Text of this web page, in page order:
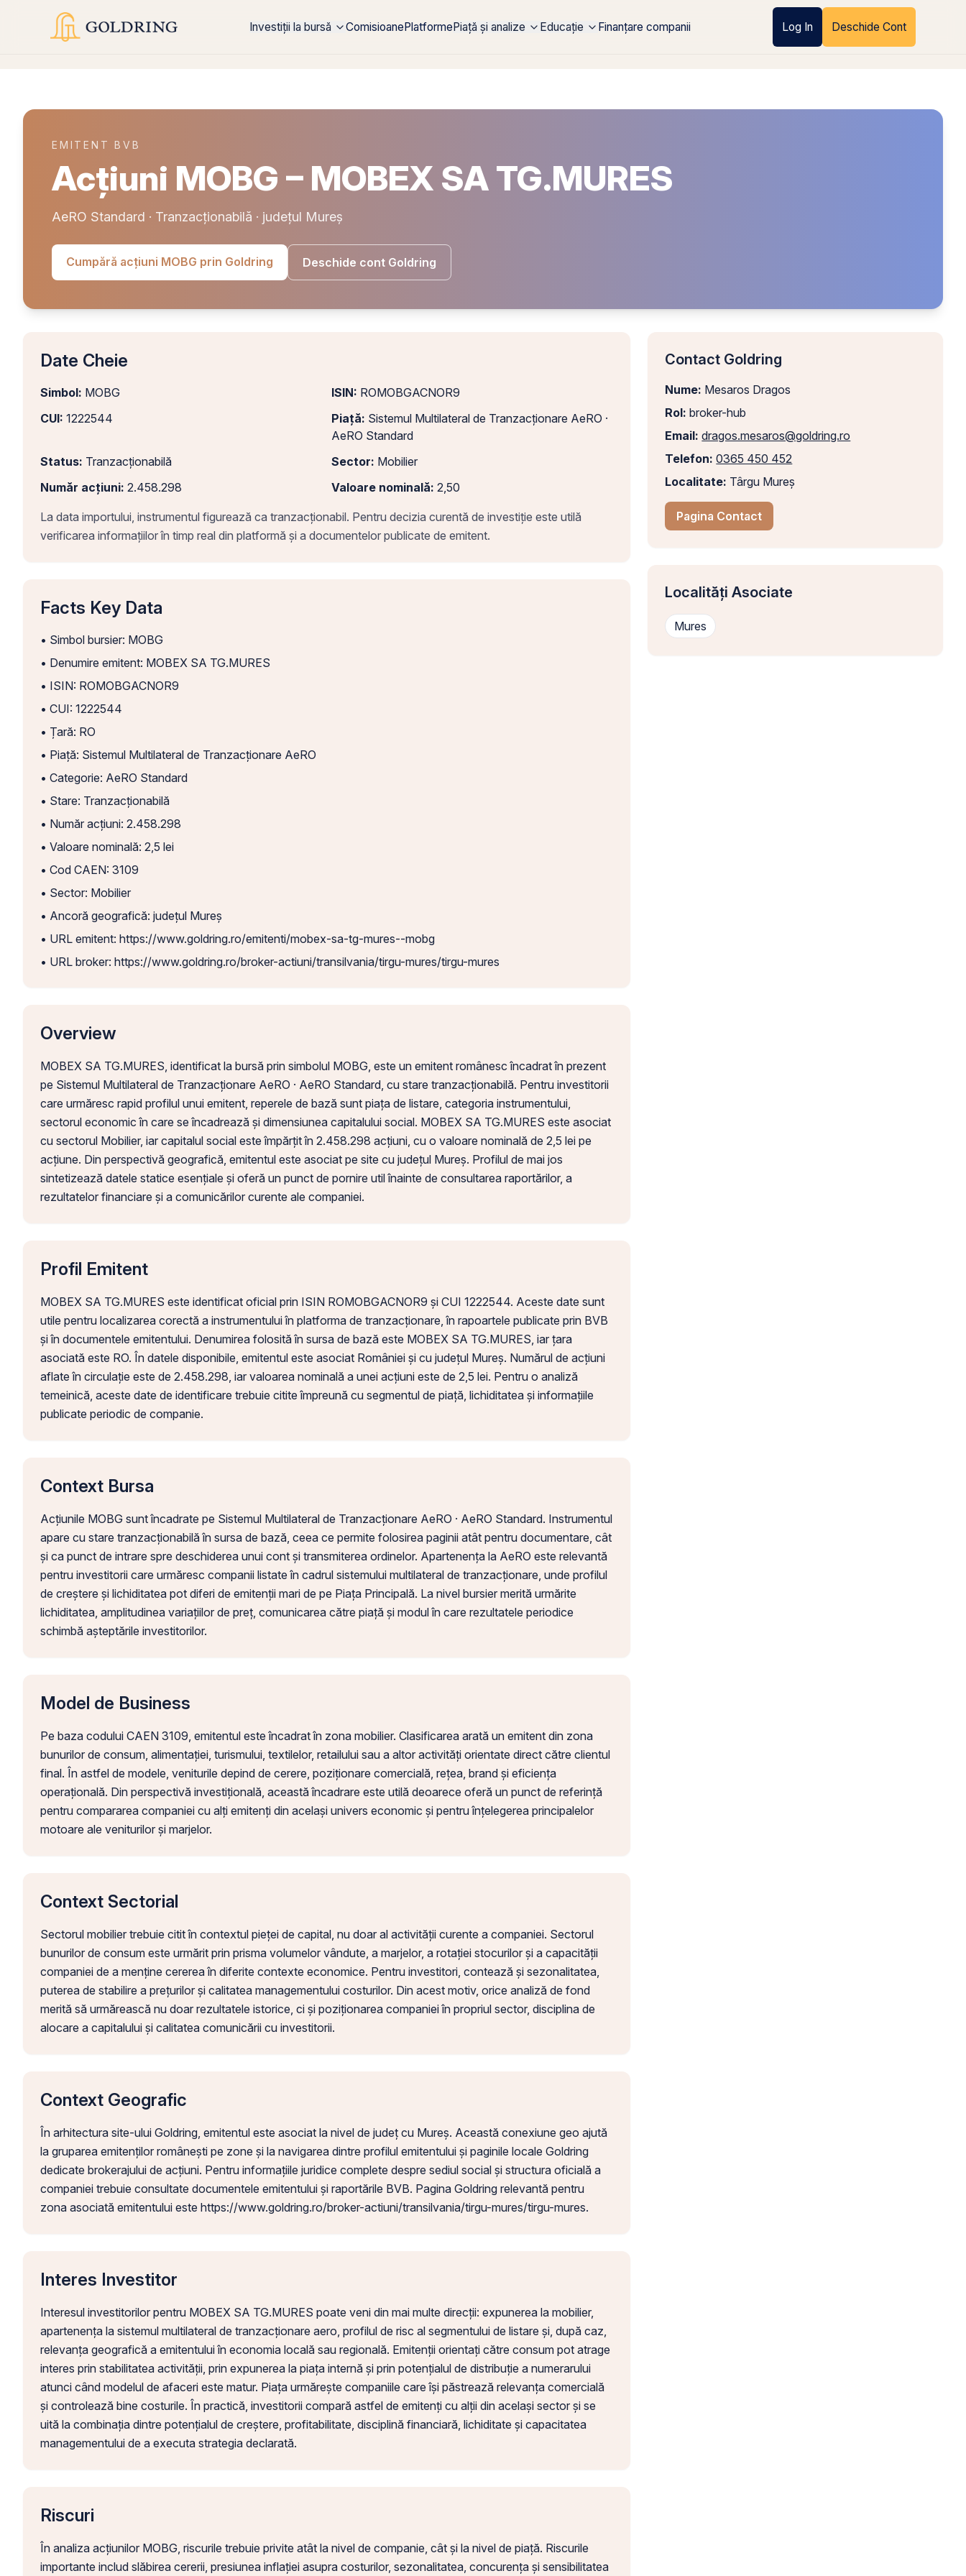
Investiții la bursă ComisioanePlatformePiață și analize Educație Finanțare companii Log In Deschide Cont
EMITENT BVB
Acțiuni MOBG – MOBEX SA TG.MURES
AeRO Standard · Tranzacționabilă · județul Mureș
Cumpără acțiuni MOBG prin Goldring Deschide cont Goldring
Date Cheie
Simbol: MOBG ISIN: ROMOBGACNOR9
CUI: 1222544 Piață: Sistemul Multilateral de Tranzacționare AeRO ·
AeRO Standard
Status: Tranzacționabilă Sector: Mobilier
Număr acțiuni: 2.458.298 Valoare nominală: 2,50
La data importului, instrumentul figurează ca tranzacționabil. Pentru decizia curentă de investiție este utilă
verificarea informațiilor în timp real din platformă și a documentelor publicate de emitent.
Facts Key Data
• Simbol bursier: MOBG
• Denumire emitent: MOBEX SA TG.MURES
• ISIN: ROMOBGACNOR9
• CUI: 1222544
• Țară: RO
• Piață: Sistemul Multilateral de Tranzacționare AeRO
• Categorie: AeRO Standard
• Stare: Tranzacționabilă
• Număr acțiuni: 2.458.298
• Valoare nominală: 2,5 lei
• Cod CAEN: 3109
• Sector: Mobilier
• Ancoră geografică: județul Mureș
• URL emitent: https://www.goldring.ro/emitenti/mobex-sa-tg-mures--mobg
• URL broker: https://www.goldring.ro/broker-actiuni/transilvania/tirgu-mures/tirgu-mures
Overview
MOBEX SA TG.MURES, identificat la bursă prin simbolul MOBG, este un emitent românesc încadrat în prezent
pe Sistemul Multilateral de Tranzacționare AeRO · AeRO Standard, cu stare tranzacționabilă. Pentru investitorii
care urmăresc rapid profilul unui emitent, reperele de bază sunt piața de listare, categoria instrumentului,
sectorul economic în care se încadrează și dimensiunea capitalului social. MOBEX SA TG.MURES este asociat
cu sectorul Mobilier, iar capitalul social este împărțit în 2.458.298 acțiuni, cu o valoare nominală de 2,5 lei pe
acțiune. Din perspectivă geografică, emitentul este asociat pe site cu județul Mureș. Profilul de mai jos
sintetizează datele statice esențiale și oferă un punct de pornire util înainte de consultarea raportărilor, a
rezultatelor financiare și a comunicărilor curente ale companiei.
Profil Emitent
MOBEX SA TG.MURES este identificat oficial prin ISIN ROMOBGACNOR9 și CUI 1222544. Aceste date sunt
utile pentru localizarea corectă a instrumentului în platforma de tranzacționare, în rapoartele publicate prin BVB
și în documentele emitentului. Denumirea folosită în sursa de bază este MOBEX SA TG.MURES, iar țara
asociată este RO. În datele disponibile, emitentul este asociat României și cu județul Mureș. Numărul de acțiuni
aflate în circulație este de 2.458.298, iar valoarea nominală a unei acțiuni este de 2,5 lei. Pentru o analiză
temeinică, aceste date de identificare trebuie citite împreună cu segmentul de piață, lichiditatea și informațiile
publicate periodic de companie.
Context Bursa
Acțiunile MOBG sunt încadrate pe Sistemul Multilateral de Tranzacționare AeRO · AeRO Standard. Instrumentul
apare cu stare tranzacționabilă în sursa de bază, ceea ce permite folosirea paginii atât pentru documentare, cât
și ca punct de intrare spre deschiderea unui cont și transmiterea ordinelor. Apartenența la AeRO este relevantă
pentru investitorii care urmăresc companii listate în cadrul sistemului multilateral de tranzacționare, unde profilul
de creștere și lichiditatea pot diferi de emitenții mari de pe Piața Principală. La nivel bursier merită urmărite
lichiditatea, amplitudinea variațiilor de preț, comunicarea către piață și modul în care rezultatele periodice
schimbă așteptările investitorilor.
Model de Business
Pe baza codului CAEN 3109, emitentul este încadrat în zona mobilier. Clasificarea arată un emitent din zona
bunurilor de consum, alimentației, turismului, textilelor, retailului sau a altor activități orientate direct către clientul
final. În astfel de modele, veniturile depind de cerere, poziționare comercială, rețea, brand și eficiența
operațională. Din perspectivă investițională, această încadrare este utilă deoarece oferă un punct de referință
pentru compararea companiei cu alți emitenți din același univers economic și pentru înțelegerea principalelor
motoare ale veniturilor și marjelor.
Context Sectorial
Sectorul mobilier trebuie citit în contextul pieței de capital, nu doar al activității curente a companiei. Sectorul
bunurilor de consum este urmărit prin prisma volumelor vândute, a marjelor, a rotației stocurilor și a capacității
companiei de a menține cererea în diferite contexte economice. Pentru investitori, contează și sezonalitatea,
puterea de stabilire a prețurilor și calitatea managementului costurilor. Din acest motiv, orice analiză de fond
merită să urmărească nu doar rezultatele istorice, ci și poziționarea companiei în propriul sector, disciplina de
alocare a capitalului și calitatea comunicării cu investitorii.
Context Geografic
În arhitectura site-ului Goldring, emitentul este asociat la nivel de județ cu Mureș. Această conexiune geo ajută
la gruparea emitenților românești pe zone și la navigarea dintre profilul emitentului și paginile locale Goldring
dedicate brokerajului de acțiuni. Pentru informațiile juridice complete despre sediul social și structura oficială a
companiei trebuie consultate documentele emitentului și raportările BVB. Pagina Goldring relevantă pentru
zona asociată emitentului este https://www.goldring.ro/broker-actiuni/transilvania/tirgu-mures/tirgu-mures.
Interes Investitor
Interesul investitorilor pentru MOBEX SA TG.MURES poate veni din mai multe direcții: expunerea la mobilier,
apartenența la sistemul multilateral de tranzacționare aero, profilul de risc al segmentului de listare și, după caz,
relevanța geografică a emitentului în economia locală sau regională. Emitenții orientați către consum pot atrage
interes prin stabilitatea activității, prin expunerea la piața internă și prin potențialul de distribuție a numerarului
atunci când modelul de afaceri este matur. Piața urmărește companiile care își păstrează relevanța comercială
și controlează bine costurile. În practică, investitorii compară astfel de emitenți cu alții din același sector și se
uită la combinația dintre potențialul de creștere, profitabilitate, disciplină financiară, lichiditate și capacitatea
managementului de a executa strategia declarată.
Riscuri
În analiza acțiunilor MOBG, riscurile trebuie privite atât la nivel de companie, cât și la nivel de piață. Riscurile
importante includ slăbirea cererii, presiunea inflației asupra costurilor, sezonalitatea, concurența și sensibilitatea
Contact Goldring
Nume: Mesaros Dragos
Rol: broker-hub
Email: dragos.mesaros@goldring.ro
Telefon: 0365 450 452
Localitate: Târgu Mureș
Pagina Contact
Localități Asociate
Mures